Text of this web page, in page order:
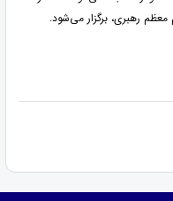
معظم رهبری، برگزار می‌شود.